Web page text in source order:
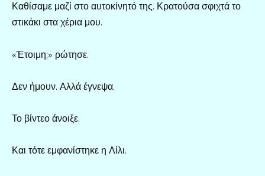
Καθίσαμε μαζί στο αυτοκίνητό της. Κρατούσα σφιχτά το
στικάκι στα χέρια μου.
«Έτοιμη;» ρώτησε.
Δεν ήμουν. Αλλά έγνεψα.
Το βίντεο άνοιξε.
Και τότε εμφανίστηκε η Λίλι.